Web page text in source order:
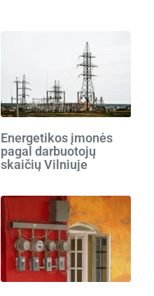
Energetikos įmonės
pagal darbuotojų
skaičių Vilniuje